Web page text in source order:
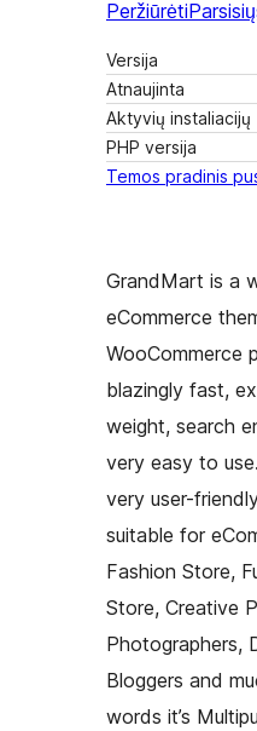
Peržiūrėti
Versija
Atnaujinta
Aktyvių instaliacijų
PHP versija
Temos pradinis
GrandMart is a
eCommerce
WooCommerce
blazingly fast,
weight, search
very easy to
very user-
suitable for
Fashion Store,
Store, Creative
Photographers,
Bloggers and
words it’s